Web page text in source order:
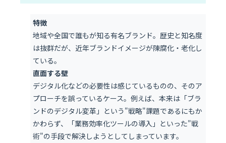
特徴
地域や全国で誰もが知る有名ブランド。歴史と知名度
は抜群だが、近年ブランドイメージが陳腐化・老化し
ている。
直面する壁
デジタル化などの必要性は感じているものの、そのア
プローチを誤っているケース。例えば、本来は「ブラ
ンドのデジタル変革」という"戦略"課題であるにもか
かわらず、「業務効率化ツールの導入」といった"戦
術"の手段で解決しようとしてしまっています。